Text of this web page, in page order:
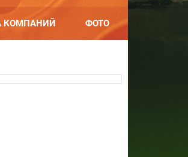
КОМПАНИЙ ФОТО